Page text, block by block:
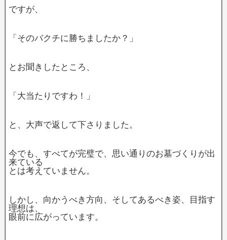
ですが、
「そのバクチに勝ちましたか？」
とお聞きしたところ、
「大当たりですわ！」
と、大声で返して下さりました。
今でも、すべてが完璧で、思い通りのお墓づくりが出
来ている
とは考えていません。
しかし、向かうべき方向、そしてあるべき姿、目指す
理想は、
眼前に広がっています。